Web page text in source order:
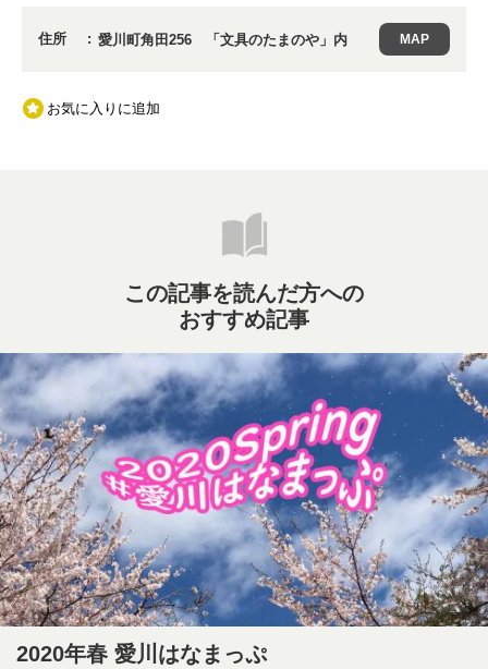
住所 愛川町角田256 「文具のたまのや」内 MAP
お気に入りに追加
この記事を読んだ方への
おすすめ記事
2020年春 愛川はなまっぷ